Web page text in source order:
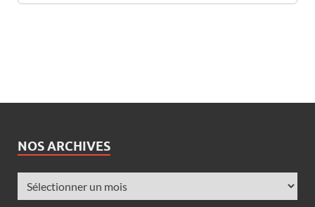
NOS ARCHIVES